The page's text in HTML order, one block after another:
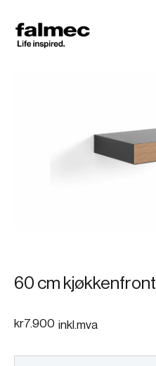
60 cm kjøkkenfront
kr7.900 inkl.mva